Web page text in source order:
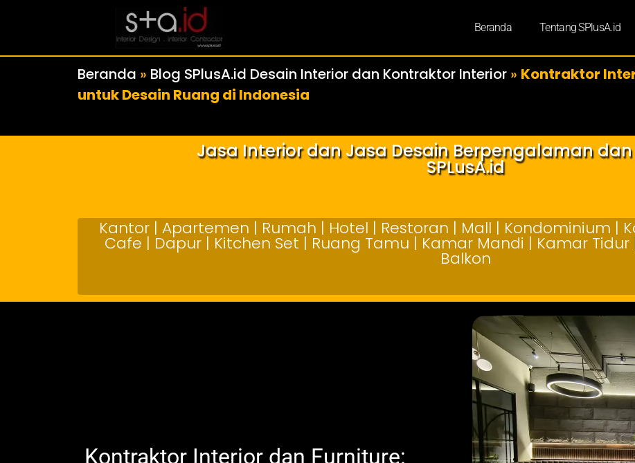
Beranda Tentang SPlusA.id
Beranda » Blog SPlusA.id Desain Interior dan Kontraktor Interior » Kontraktor
untuk Desain Ruang di Indonesia
Jasa Interior dan Jasa Desain Berpengalaman
SPLusA.id
Kantor | Apartemen | Rumah | Hotel | Restoran | Mall | Kondominium |
Cafe | Dapur | Kitchen Set | Ruang Tamu | Kamar Mandi | Kamar Tidur
Balkon
Kontraktor Interior dan Furniture: